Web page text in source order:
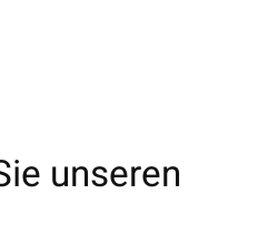
unseren